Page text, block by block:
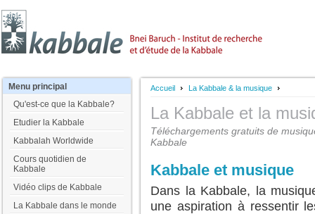
Accueil La Kabbale & la musique
La Kabbale et la
Téléchargements gratuits de
Kabbale
Kabbale et musique
Dans la Kabbale, la
une aspiration à ressentir
Menu principal
Qu'est-ce que la Kabbale?
Etudier la Kabbale
Kabbalah Worldwide
Cours quotidien de
Kabbale
Vidéo clips de Kabbale
La Kabbale dans le monde